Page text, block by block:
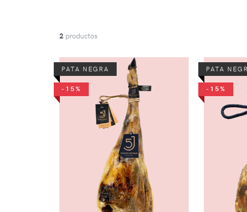
2 productos
PATA NEGRA
-15%
PATA
-15%